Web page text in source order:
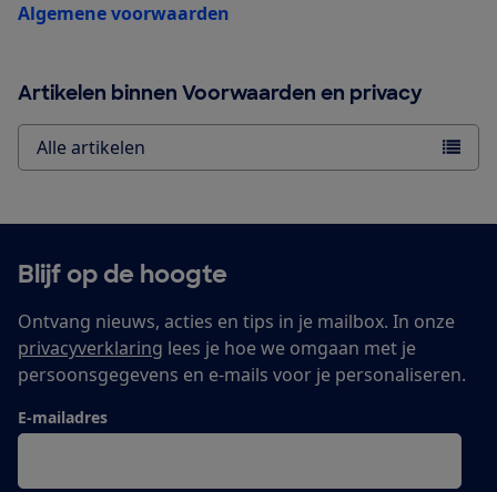
Algemene voorwaarden
Artikelen binnen Voorwaarden en privacy
Alle artikelen
Blijf op de hoogte
Ontvang nieuws, acties en tips in je mailbox. In onze
privacyverklaring lees je hoe we omgaan met je
persoonsgegevens en e-mails voor je personaliseren.
E-mailadres